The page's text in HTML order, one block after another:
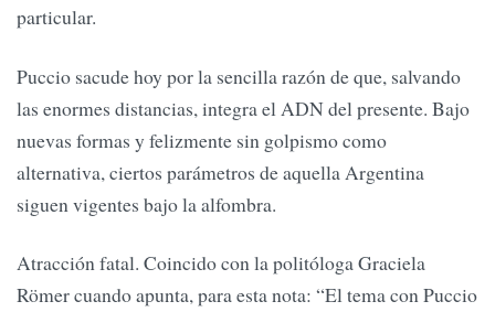
particular.
Puccio sacude hoy por la sencilla razón de que, salvando
las enormes distancias, integra el ADN del presente. Bajo
nuevas formas y felizmente sin golpismo como
alternativa, ciertos parámetros de aquella Argentina
siguen vigentes bajo la alfombra.
Atracción fatal. Coincido con la politóloga Graciela
Römer cuando apunta, para esta nota: “El tema con Puccio